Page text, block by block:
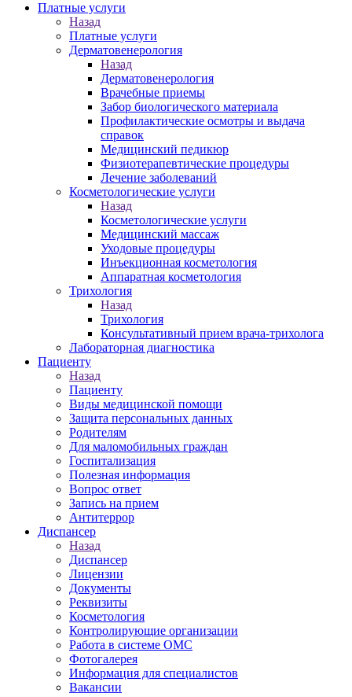
Платные услуги
Назад
Платные услуги
Дерматовенерология
Назад
Дерматовенерология
Врачебные приемы
Забор биологического материала
Профилактические осмотры и выдача
справок
Медицинский педикюр
Физиотерапевтические процедуры
Лечение заболеваний
Косметологические услуги
Назад
Косметологические услуги
Медицинский массаж
Уходовые процедуры
Инъекционная косметология
Аппаратная косметология
Трихология
Назад
Трихология
Консультативный прием врача-трихолога
Лабораторная диагностика
Пациенту
Назад
Пациенту
Виды медицинской помощи
Защита персональных данных
Родителям
Для маломобильных граждан
Госпитализация
Полезная информация
Вопрос ответ
Запись на прием
Антитеррор
Диспансер
Назад
Диспансер
Лицензии
Документы
Реквизиты
Косметология
Контролирующие организации
Работа в системе ОМС
Фотогалерея
Информация для специалистов
Вакансии